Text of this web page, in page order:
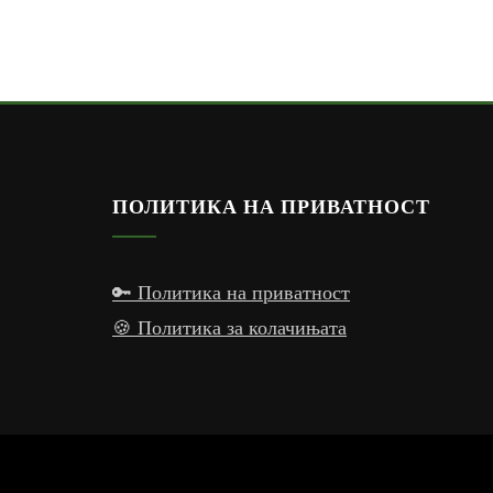
ПОЛИТИКА НА ПРИВАТНОСТ
🔑 Политика на приватност
🍪 Политика за колачињата